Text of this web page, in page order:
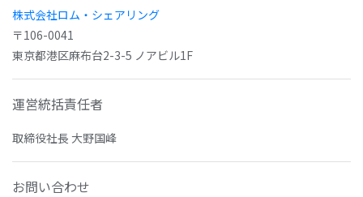
株式会社ロム・シェアリング
〒106-0041
東京都港区麻布台2-3-5 ノアビル1F
運営統括責任者
取締役社長 大野国峰
お問い合わせ